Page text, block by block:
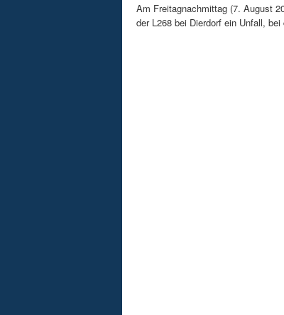
Am Freitagnachmittag (7. August
der L268 bei Dierdorf ein Unfall,